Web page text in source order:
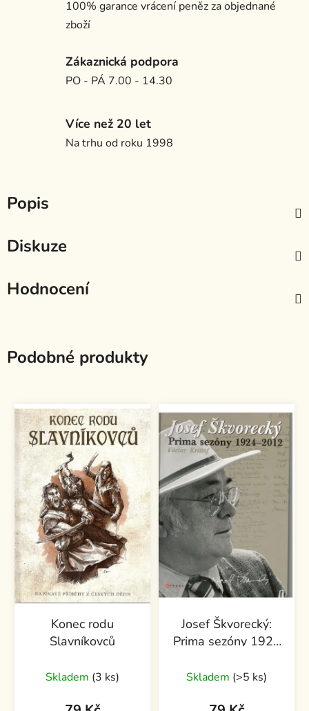
100% garance vrácení peněz za objednané
zboží
Zákaznická podpora
PO - PÁ 7.00 - 14.30
Více než 20 let
Na trhu od roku 1998
Popis
Diskuze
Hodnocení
Podobné produkty
Konec rodu
Slavníkovců
Skladem (3 ks)
Josef Škvorecký:
Prima sezóny 1924
Skladem (>5 ks)